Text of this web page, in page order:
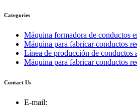
Categories
Máquina formadora de conductos
Máquina para fabricar conductos
Línea de producción de conductos
Máquina para fabricar conductos
Contact Us
E-mail: